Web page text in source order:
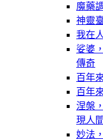
魔藥
神靈
我在
娑婆
傳奇
百年
百年
涅槃
現人間
妙法